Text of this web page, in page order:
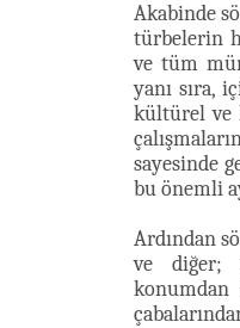
Akabinde
türbelerin
ve tüm
yanı sıra,
kültürel ve
sayesinde
bu önemli
Ardından
ve diğer;
konumdan